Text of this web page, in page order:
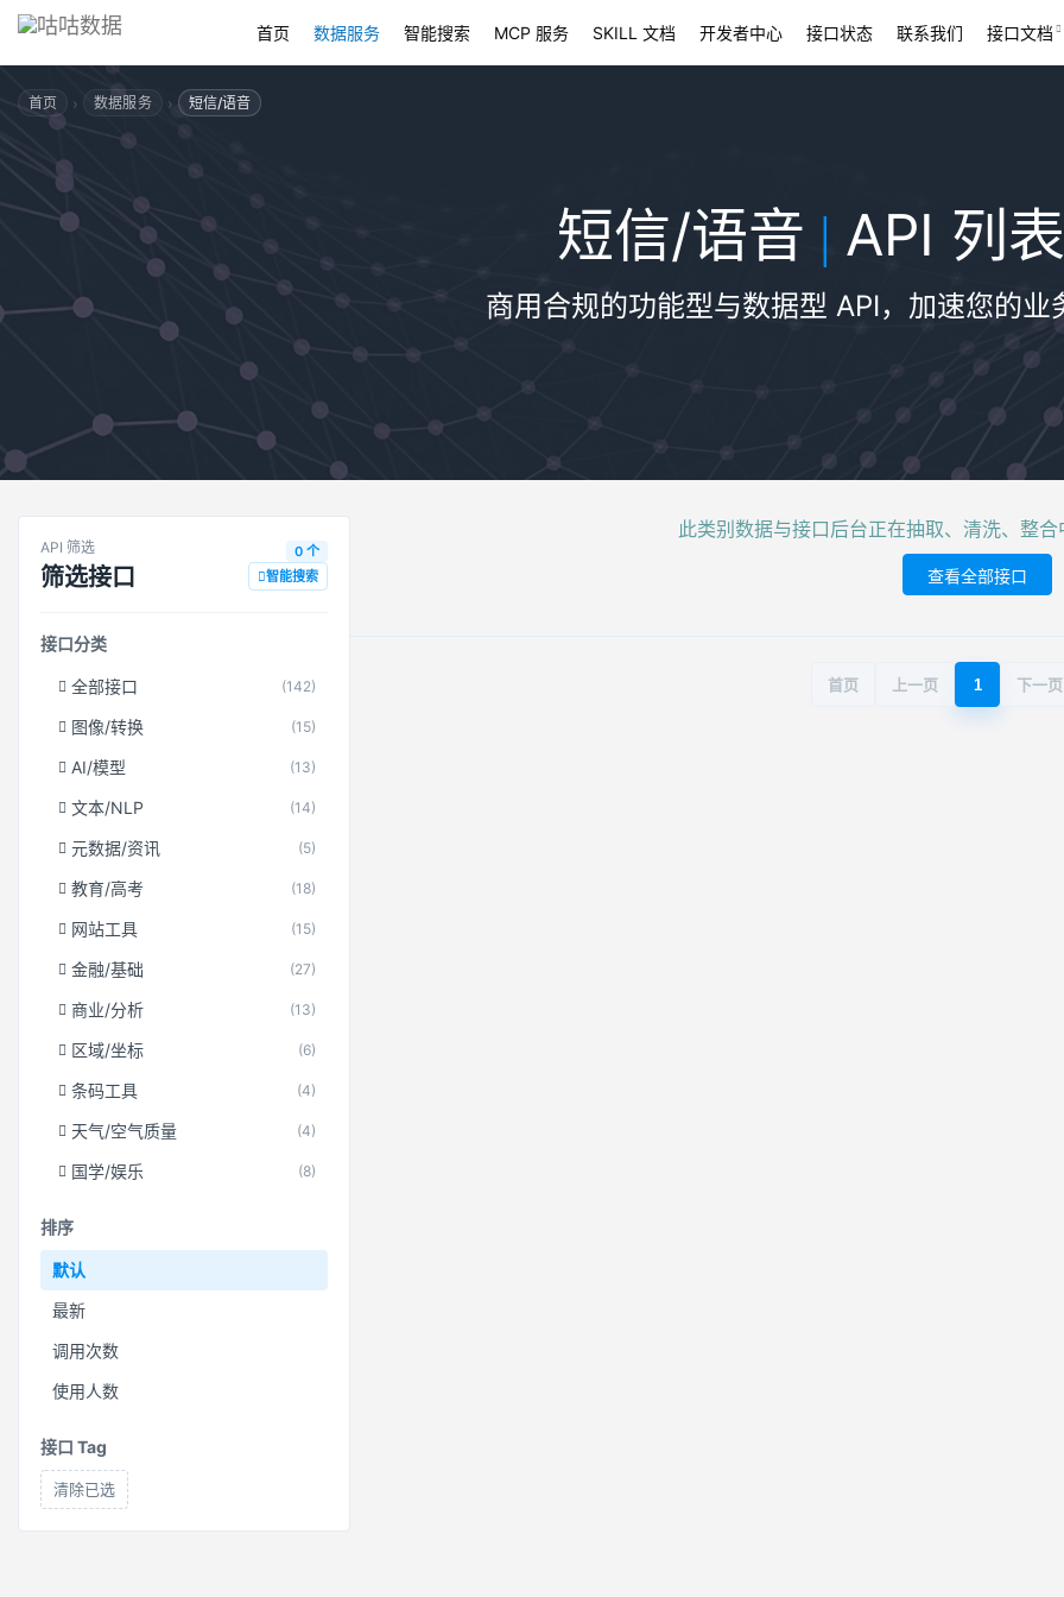
首页 数据服务 智能搜索 MCP 服务 SKILL 文档 开发者中心 接口状态 联系我们 接口文档
首页 › 数据服务 › 短信/语音
短信/语音 | API 列表
商用合规的功能型与数据型 API，加速您的业
API 筛选
筛选接口
0 个
智能搜索
接口分类
全部接口 (142)
图像/转换 (15)
AI/模型 (13)
文本/NLP (14)
元数据/资讯 (5)
教育/高考 (18)
网站工具 (15)
金融/基础 (27)
商业/分析 (13)
区域/坐标 (6)
条码工具 (4)
天气/空气质量 (4)
国学/娱乐 (8)
排序
默认
最新
调用次数
使用人数
接口 Tag
清除已选
此类别数据与接口后台正在抽取、清洗、整
查看全部接口
首页 上一页 1 下一页